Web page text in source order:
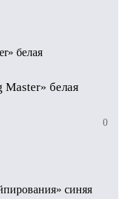
Master» белая
0